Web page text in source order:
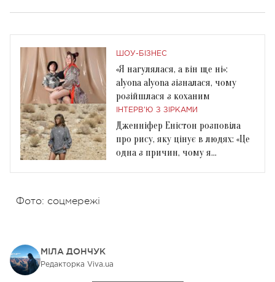
ШОУ-БІЗНЕС
«Я нагулялася, а він ще ні»:
alyona alyona зізналася, чому
розійшлася з коханим
ІНТЕРВ'Ю З ЗІРКАМИ
Дженніфер Еністон розповіла
про рису, яку цінує в людях: «Це
одна з причин, чому я
Фото: соцмережі
МІЛА ДОНЧУК
Редакторка Viva.ua